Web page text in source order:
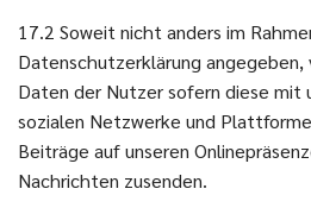
17.2 Soweit nicht anders im
Datenschutzerklärung angegeben,
Daten der Nutzer sofern diese mit
sozialen Netzwerke und
Beiträge auf unseren
Nachrichten zusenden.